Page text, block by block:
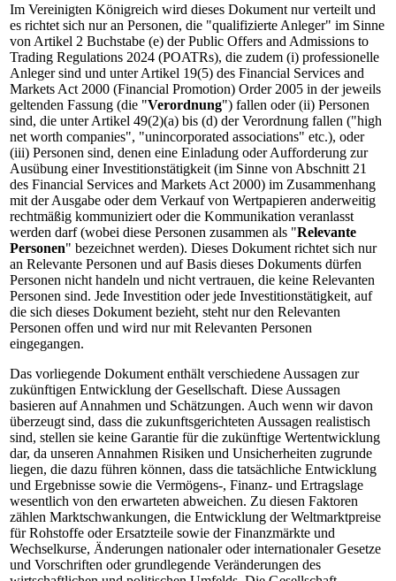
Im Vereinigten Königreich wird dieses Dokument nur verteilt und
es richtet sich nur an Personen, die "qualifizierte Anleger" im Sinne
von Artikel 2 Buchstabe (e) der Public Offers and Admissions to
Trading Regulations 2024 (POATRs), die zudem (i) professionelle
Anleger sind und unter Artikel 19(5) des Financial Services and
Markets Act 2000 (Financial Promotion) Order 2005 in der jeweils
geltenden Fassung (die "Verordnung") fallen oder (ii) Personen
sind, die unter Artikel 49(2)(a) bis (d) der Verordnung fallen ("high
net worth companies", "unincorporated associations" etc.), oder
(iii) Personen sind, denen eine Einladung oder Aufforderung zur
Ausübung einer Investitionstätigkeit (im Sinne von Abschnitt 21
des Financial Services and Markets Act 2000) im Zusammenhang
mit der Ausgabe oder dem Verkauf von Wertpapieren anderweitig
rechtmäßig kommuniziert oder die Kommunikation veranlasst
werden darf (wobei diese Personen zusammen als "Relevante
Personen" bezeichnet werden). Dieses Dokument richtet sich nur
an Relevante Personen und auf Basis dieses Dokuments dürfen
Personen nicht handeln und nicht vertrauen, die keine Relevanten
Personen sind. Jede Investition oder jede Investitionstätigkeit, auf
die sich dieses Dokument bezieht, steht nur den Relevanten
Personen offen und wird nur mit Relevanten Personen
eingegangen.
Das vorliegende Dokument enthält verschiedene Aussagen zur
zukünftigen Entwicklung der Gesellschaft. Diese Aussagen
basieren auf Annahmen und Schätzungen. Auch wenn wir davon
überzeugt sind, dass die zukunftsgerichteten Aussagen realistisch
sind, stellen sie keine Garantie für die zukünftige Wertentwicklung
dar, da unseren Annahmen Risiken und Unsicherheiten zugrunde
liegen, die dazu führen können, dass die tatsächliche Entwicklung
und Ergebnisse sowie die Vermögens-, Finanz- und Ertragslage
wesentlich von den erwarteten abweichen. Zu diesen Faktoren
zählen Marktschwankungen, die Entwicklung der Weltmarktpreise
für Rohstoffe oder Ersatzteile sowie der Finanzmärkte und
Wechselkurse, Änderungen nationaler oder internationaler Gesetze
und Vorschriften oder grundlegende Veränderungen des